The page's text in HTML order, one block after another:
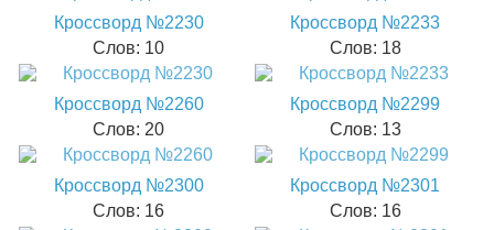
Кроссворд №2230
Слов: 10
Кроссворд №2233
Слов: 18
Кроссворд №2260
Слов: 20
Кроссворд №2299
Слов: 13
Кроссворд №2300
Слов: 16
Кроссворд №2301
Слов: 16